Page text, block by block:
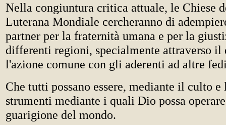
Nella congiuntura critica attuale, le Chiese
Luterana Mondiale cercheranno di
partner per la fraternità umana e per la
differenti regioni, specialmente attraverso il
l'azione comune con gli aderenti ad altre
Che tutti possano essere, mediante il culto e
strumenti mediante i quali Dio possa
guarigione del mondo.